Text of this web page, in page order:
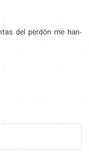
del perdón me han·